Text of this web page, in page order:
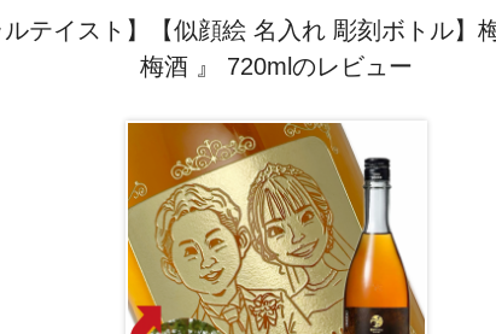
ルテイスト】【似顔絵 名入れ 彫刻ボトル】
梅酒 』 720mlのレビュー